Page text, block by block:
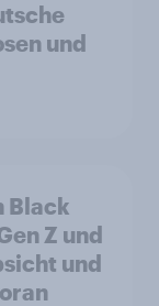
und
Black
Z und
und